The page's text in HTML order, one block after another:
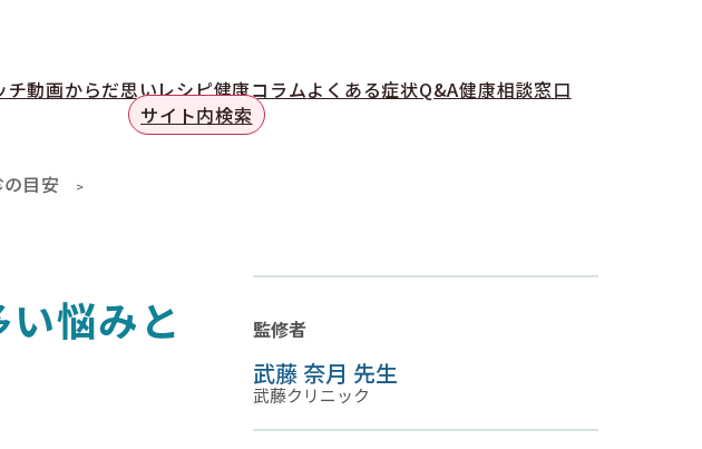
チ動画からだ思いレシピ健康コラムよくある症状Q&A健康相談窓口
サイト内検索
目安
悩みと
監修者
武藤 奈月 先生
武藤クリニック